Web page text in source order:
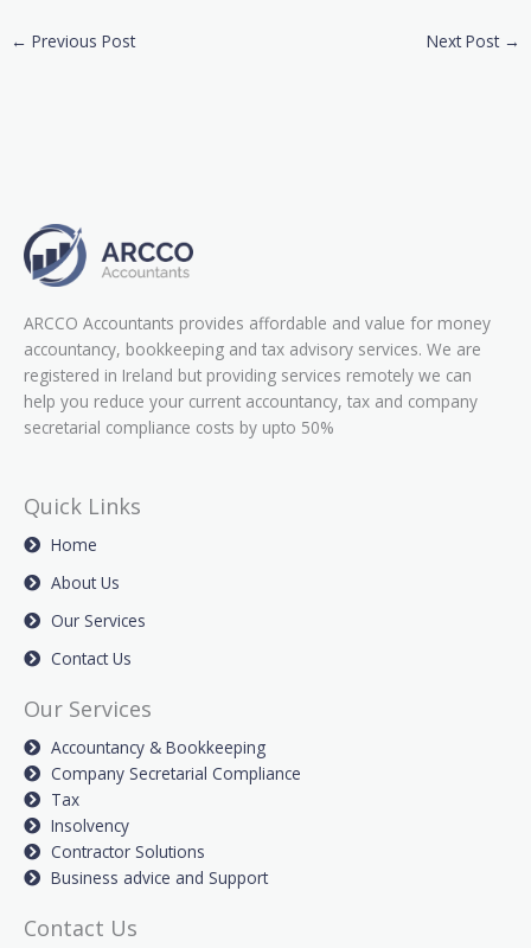
← Previous Post Next Post →
ARCCO Accountants provides affordable and value for money
accountancy, bookkeeping and tax advisory services. We are
registered in Ireland but providing services remotely we can
help you reduce your current accountancy, tax and company
secretarial compliance costs by upto 50%
Quick Links
Home
About Us
Our Services
Contact Us
Our Services
Accountancy & Bookkeeping
Company Secretarial Compliance
Tax
Insolvency
Contractor Solutions
Business advice and Support
Contact Us